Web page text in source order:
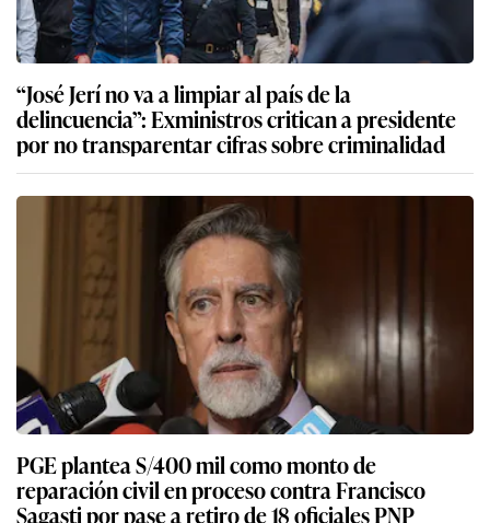
“José Jerí no va a limpiar al país de la
delincuencia”: Exministros critican a presidente
por no transparentar cifras sobre criminalidad
PGE plantea S/400 mil como monto de
reparación civil en proceso contra Francisco
Sagasti por pase a retiro de 18 oficiales PNP